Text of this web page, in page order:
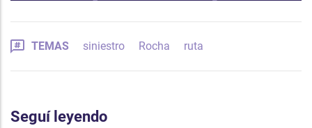
TEMAS siniestro Rocha ruta
Seguí leyendo